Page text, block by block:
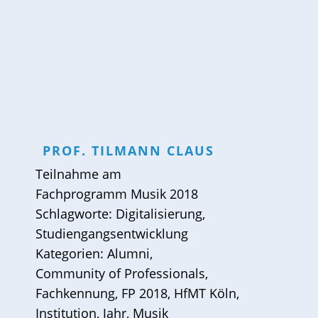
PROF. TILMANN CLAUS
Teilnahme am
Fachprogramm Musik 2018
Schlagworte: Digitalisierung,
Studiengangsentwicklung
Kategorien: Alumni,
Community of Professionals,
Fachkennung, FP 2018, HfMT Köln,
Institution, Jahr, Musik